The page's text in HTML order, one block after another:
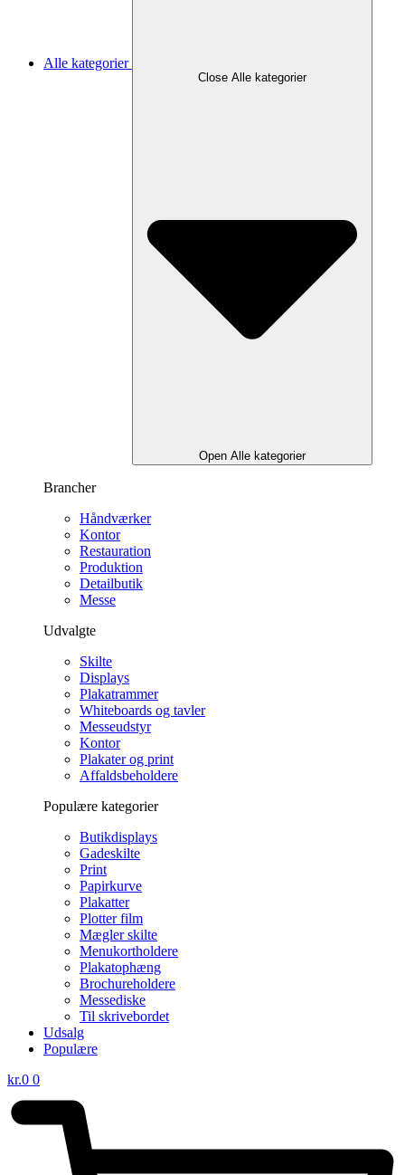
Alle kategorier
Close Alle kategorier
Open Alle kategorier
Brancher
Håndværker
Kontor
Restauration
Produktion
Detailbutik
Messe
Udvalgte
Skilte
Displays
Plakatrammer
Whiteboards og tavler
Messeudstyr
Kontor
Plakater og print
Affaldsbeholdere
Populære kategorier
Butikdisplays
Gadeskilte
Print
Papirkurve
Plakatter
Plotter film
Mægler skilte
Menukortholdere
Plakatophæng
Brochureholdere
Messediske
Til skrivebordet
Udsalg
Populære
kr.0 0